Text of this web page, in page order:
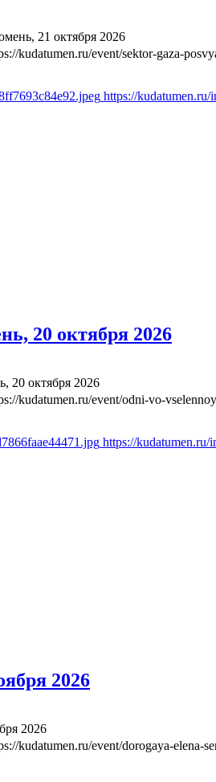
21 октября 2026
kudatumen.ru/event/sektor-gaza-
https://kudatumen.ru/
20 октября 2026
20 октября 2026
kudatumen.ru/event/odni-vo-
https://kudatumen.ru/
2026
2026
kudatumen.ru/event/dorogaya-elena-